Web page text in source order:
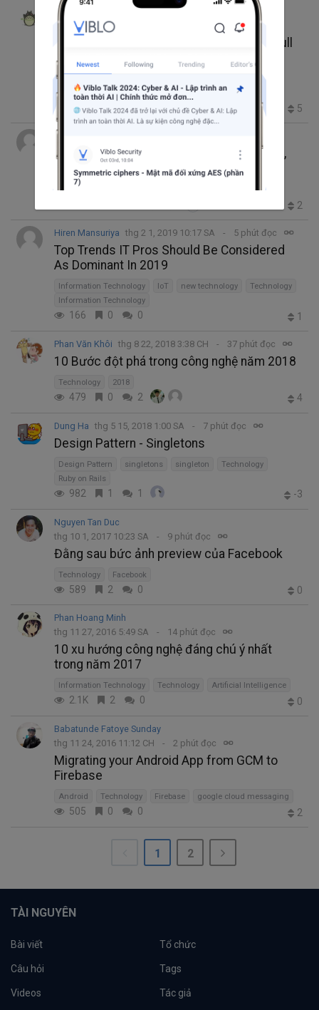
Nguyễn Trung Hiếu
thg 5 17, 2019 11:16 SA
20 phút đọc
Lộ trình 10 phút để trở thành một Junior Full
Stack Web Developer
Technology
Programming
6.9K 7 2 5
Veeraeswari
Real-time Chat API Integration for Android,
iOS App & Website
Technology
2
Hiren Mansuriya thg 2 1, 2019 10:17 SA 5 phút đọc
Top Trends IT Pros Should Be Considered
As Dominant In 2019
Information Technology IoT new technology
Technology
Information Technology
166 0 0 1
Phan Văn Khôi thg 8 22, 2018 3:38 CH 37 phút đọc
10 Bước đột phá trong công nghệ năm 2018
Technology 2018
479 0 2 4
Dung Ha thg 5 15, 2018 1:00 SA 7 phút đọc
Design Pattern - Singletons
Design Pattern singletons singleton
Technology
Ruby on Rails
982 1 1 -3
Nguyen Tan Duc
thg 10 1, 2017 10:23 SA
9 phút đọc
Đằng sau bức ảnh preview của Facebook
Technology Facebook
589 2 0 0
Phan Hoang Minh
thg 11 27, 2016 5:49 SA
14 phút đọc
10 xu hướng công nghệ đáng chú ý nhất
trong năm 2017
Information Technology Technology Artificial Intelligence
2.1K 2 0 0
Babatunde Fatoye Sunday
thg 11 24, 2016 11:12 CH
2 phút đọc
Migrating your Android App from GCM to
Firebase
Android Technology Firebase google cloud messaging
505 0 0 2
1 2
TÀI NGUYÊN
Bài viết Tổ chức
Câu hỏi Tags
Videos Tác giả